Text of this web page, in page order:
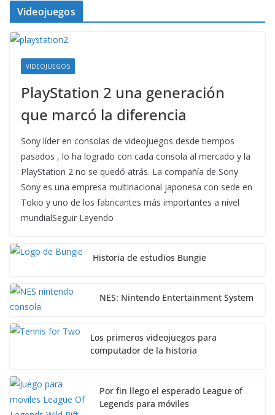
Videojuegos
VIDEOJUEGOS
PlayStation 2 una generación
que marcó la diferencia
Sony líder en consolas de videojuegos desde tiempos
pasados , lo ha logrado con cada consola al mercado y la
PlayStation 2 no se quedó atrás. La compañía de Sony
Sony es una empresa multinacional japonesa con sede en
Tokio y uno de los fabricantes más importantes a nivel
mundialSeguir Leyendo
Historia de estudios Bungie
NES: Nintendo Entertainment System
Los primeros videojuegos para
computador de la historia
Por fin llego el esperado League of
Legends para móviles